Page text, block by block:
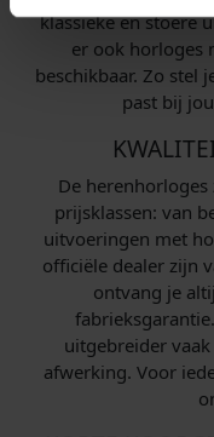
klassieke en stoere
er ook horloges
beschikbaar. Zo stel
past bij
De
prijsklassen: van
uitvoeringen met
officiële dealer zijn
ontvang je
uitgebreider
afwerking. Voor